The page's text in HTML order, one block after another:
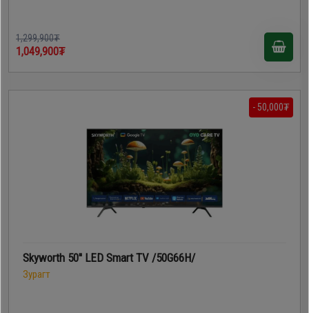
1,299,900₮
1,049,900₮
- 50,000₮
Skyworth 50'' LED Smart TV /50G66H/
Зурагт